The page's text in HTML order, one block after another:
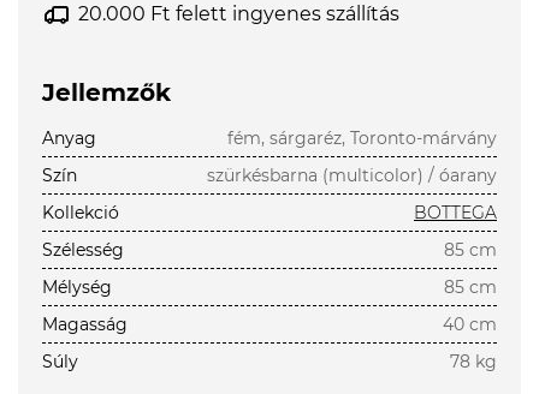
20.000 Ft felett ingyenes szállítás
Jellemzők
Anyag
fém, sárgaréz, Toronto-márvány
Szín
szürkésbarna (multicolor) / óarany
Kollekció
BOTTEGA
Szélesség
85 cm
Mélység
85 cm
Magasság
40 cm
Súly
78 kg